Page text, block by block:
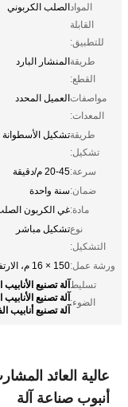
المواد
القابلة
للتطبيق:
الصلب الكربوني
طريقة
القطع:
المنشار البارد
مواصفات
المعدات:
العميل المحدد
طريقة
تشكيل:
تشكيل الأسطوانة
سرعة:20-45 م/دقيقة
ضمان:سنة واحدة
مادة:غي الكربون
نوع
التشكيل:
تشكيل مباشر
ورشة عمل:150 × 16 م، الارتفاع > 5 م (الرافعة إلى الأرض)
تسليط
الضوء:
آلة تصنيع
آلة تصنيع
آلة تصنيع أنابيب
أنبوب صناعة آلة